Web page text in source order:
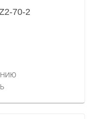
70-2